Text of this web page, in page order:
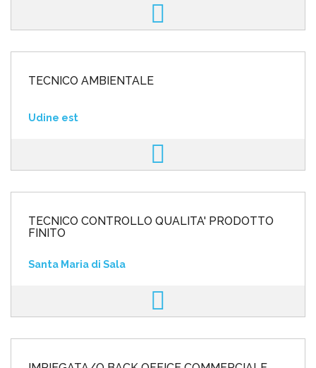
TECNICO AMBIENTALE
Udine est
TECNICO CONTROLLO QUALITA' PRODOTTO
FINITO
Santa Maria di Sala